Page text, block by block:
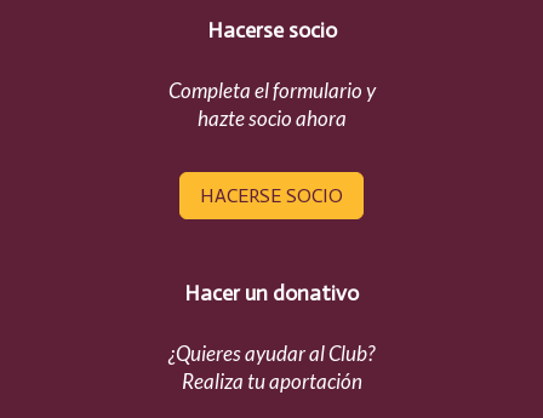
Hacerse socio
Completa el formulario y
hazte socio ahora
HACERSE SOCIO
Hacer un donativo
¿Quieres ayudar al Club?
Realiza tu aportación